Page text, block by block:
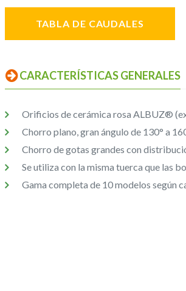
TABLA DE CAUDALES
CARACTERÍSTICAS GENERALES
Orificios de cerámica rosa ALBUZ®
Chorro plano, gran ángulo de 130° a
Chorro de gotas grandes con
Se utiliza con la misma tuerca que las
Gama completa de 10 modelos según